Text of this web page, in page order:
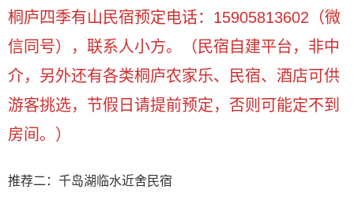
桐庐四季有山民宿预定电话：15905813602（微
信同号），联系人小方。（民宿自建平台，非中
介，另外还有各类桐庐农家乐、民宿、酒店可供
游客挑选，节假日请提前预定，否则可能定不到
房间。）
推荐二：千岛湖临水近舍民宿